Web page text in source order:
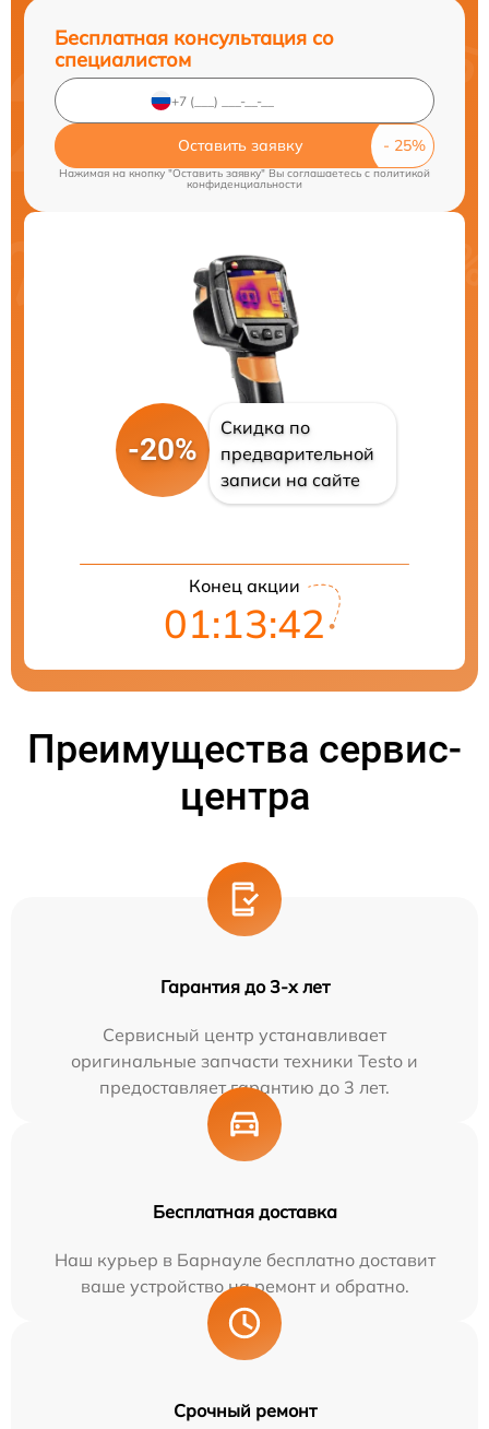
Бесплатная консультация со
специалистом
Оставить заявку
Нажимая на кнопку "Оставить заявку" Вы соглашаетесь cполитикой
конфиденциальности
-20%
Скидка по
предварительной
записи на сайте
Конец акции
01:13:41
Преимущества сервис-
центра
Гарантия до 3-х лет
Сервисный центр устанавливает
оригинальные запчасти техники Testo и
предоставляет гарантию до 3 лет.
Бесплатная доставка
Наш курьер в Барнауле бесплатно доставит
ваше устройство на ремонт и обратно.
Срочный ремонт